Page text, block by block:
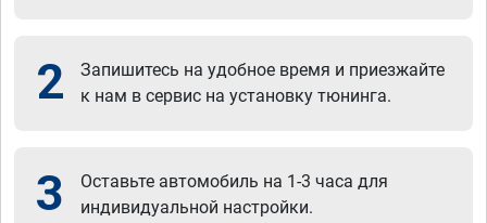
2
Запишитесь на удобное время и приезжайте
к нам в сервис на установку тюнинга.
3
Оставьте автомобиль на 1-3 часа для
индивидуальной настройки.